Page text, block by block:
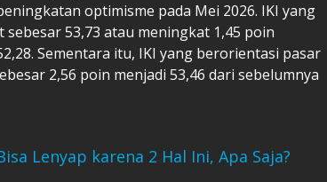
optimisme pada Mei 2026. IKI yang
53,73 atau meningkat 1,45 poin
Sementara itu, IKI yang berorientasi pasar
2,56 poin menjadi 53,46 dari sebelumnya
Lenyap karena 2 Hal Ini, Apa Saja?